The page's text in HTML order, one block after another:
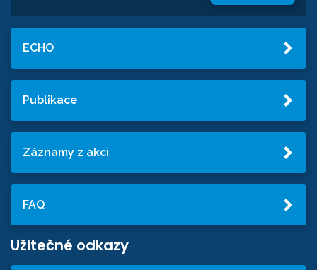
ECHO
Publikace
Záznamy z akcí
FAQ
Užitečné odkazy